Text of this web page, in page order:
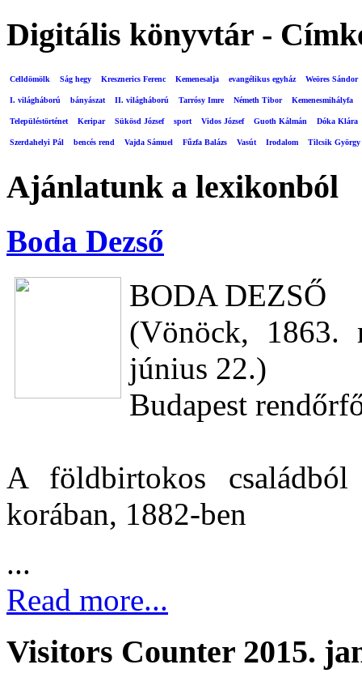
Digitális könyvtár -
Celldömölk Ság hegy Kresznerics Ferenc Kemenesalja evangélikus egyház Weöres Sándor
I. világháború bányászat II. világháború Tarrósy Imre Németh Tibor Kemenesmihályfa
Településtörténet Keripar Sükösd József sport Vidos József Guoth Kálmán Dóka Klára
Szerdahelyi Pál bencés rend Vajda Sámuel Fűzfa Balázs Vasút Irodalom Tilcsik György
Ajánlatunk a lexikonból
Boda Dezső
BODA DEZSŐ
(Vönöck, 1863.
június 22.)
Budapest
A földbirtokos családból
korában, 1882-ben
...
Read more...
Visitors Counter 2015.